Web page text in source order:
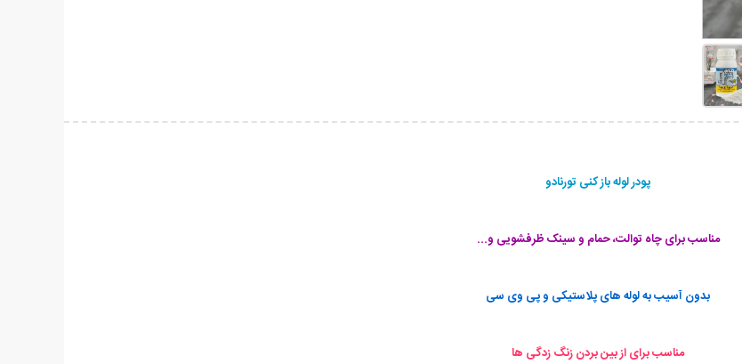
پودر لوله باز کنی تورنادو
مناسب برای چاه توالت، حمام و سینک ظرفشویی و...
بدون آسیب به لوله های پلاستیکی و پی وی سی
مناسب برای از بین بردن زنگ زدگی ها